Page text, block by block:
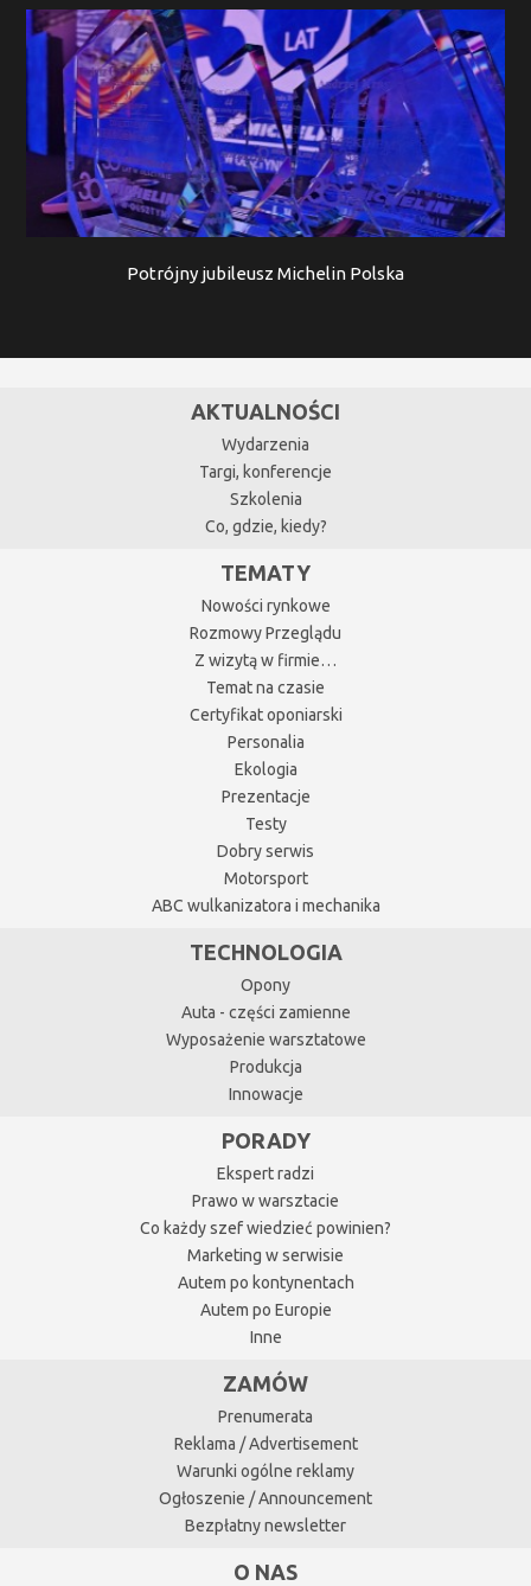
Potrójny jubileusz Michelin Polska
AKTUALNOŚCI
Wydarzenia
Targi, konferencje
Szkolenia
Co, gdzie, kiedy?
TEMATY
Nowości rynkowe
Rozmowy Przeglądu
Z wizytą w firmie…
Temat na czasie
Certyfikat oponiarski
Personalia
Ekologia
Prezentacje
Testy
Dobry serwis
Motorsport
ABC wulkanizatora i mechanika
TECHNOLOGIA
Opony
Auta - części zamienne
Wyposażenie warsztatowe
Produkcja
Innowacje
PORADY
Ekspert radzi
Prawo w warsztacie
Co każdy szef wiedzieć powinien?
Marketing w serwisie
Autem po kontynentach
Autem po Europie
Inne
ZAMÓW
Prenumerata
Reklama / Advertisement
Warunki ogólne reklamy
Ogłoszenie / Announcement
Bezpłatny newsletter
O NAS